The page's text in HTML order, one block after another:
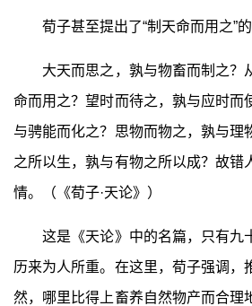
荀子甚至提出了“制天命而用之”的
大天而思之，孰与物畜而制之？
命而用之？望时而待之，孰与应时而
与骋能而化之？思物而物之，孰与理
之所以生，孰与有物之所以成？故错
情。（《荀子·天论》）
这是《天论》中的名篇，只有九十
历来为人所重。在这里，荀子强调，
然，哪里比得上畜养自然物产而合理